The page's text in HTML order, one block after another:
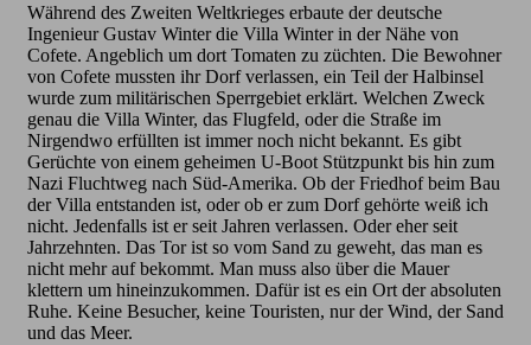
Während des Zweiten Weltkrieges erbaute der deutsche
Ingenieur Gustav Winter die Villa Winter in der Nähe von
Cofete. Angeblich um dort Tomaten zu züchten. Die Bewohner
von Cofete mussten ihr Dorf verlassen, ein Teil der Halbinsel
wurde zum militärischen Sperrgebiet erklärt. Welchen Zweck
genau die Villa Winter, das Flugfeld, oder die Straße im
Nirgendwo erfüllten ist immer noch nicht bekannt. Es gibt
Gerüchte von einem geheimen U-Boot Stützpunkt bis hin zum
Nazi Fluchtweg nach Süd-Amerika. Ob der Friedhof beim Bau
der Villa entstanden ist, oder ob er zum Dorf gehörte weiß ich
nicht. Jedenfalls ist er seit Jahren verlassen. Oder eher seit
Jahrzehnten. Das Tor ist so vom Sand zu geweht, das man es
nicht mehr auf bekommt. Man muss also über die Mauer
klettern um hineinzukommen. Dafür ist es ein Ort der absoluten
Ruhe. Keine Besucher, keine Touristen, nur der Wind, der Sand
und das Meer.